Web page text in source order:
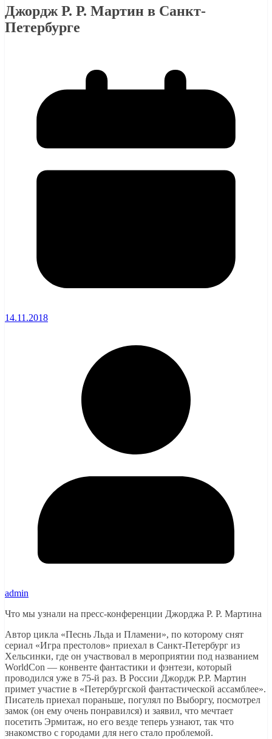
Джордж Р. Р. Мартин в Санкт-
Петербурге
14.11.2018
admin
Что мы узнали на пресс-конференции Джорджа Р. Р. Мартина
Автор цикла «Песнь Льда и Пламени», по которому снят
сериал «Игра престолов» приехал в Санкт-Петербург из
Хельсинки, где он участвовал в мероприятии под названием
WorldCon — конвенте фантастики и фэнтези, который
проводился уже в 75-й раз. В России Джордж Р.Р. Мартин
примет участие в «Петербургской фантастической ассамблее».
Писатель приехал пораньше, погулял по Выборгу, посмотрел
замок (он ему очень понравился) и заявил, что мечтает
посетить Эрмитаж, но его везде теперь узнают, так что
знакомство с городами для него стало проблемой.